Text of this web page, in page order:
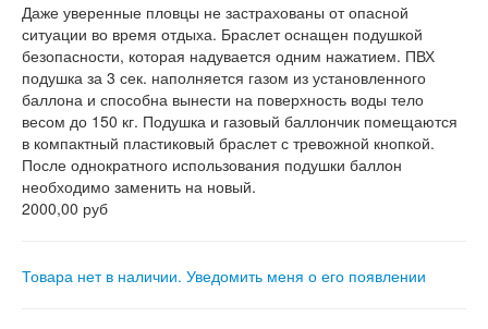
Даже уверенные пловцы не застрахованы от опасной
ситуации во время отдыха. Браслет оснащен подушкой
безопасности, которая надувается одним нажатием. ПВХ
подушка за 3 сек. наполняется газом из установленного
баллона и способна вынести на поверхность воды тело
весом до 150 кг. Подушка и газовый баллончик помещаются
в компактный пластиковый браслет с тревожной кнопкой.
После однократного использования подушки баллон
необходимо заменить на новый.
2000,00 руб
Товара нет в наличии. Уведомить меня о его появлении